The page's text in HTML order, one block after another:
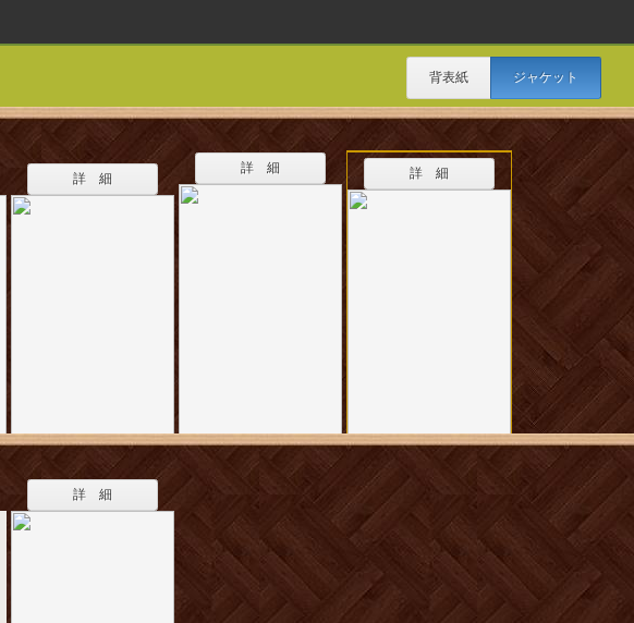
背表紙 ジャケット
詳 細
詳 細 詳 細
詳 細